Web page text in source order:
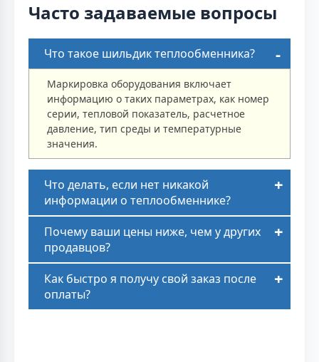
Часто задаваемые вопросы
Что такое шильдик теплообменника?
Маркировка оборудования включает
информацию о таких параметрах, как номер
серии, тепловой показатель, расчетное
давление, тип среды и температурные
значения.
Что делать, если нет никакой
информации о теплообменнике?
Почему ваши цены ниже, чем у других
продавцов?
Как быстро я получу свой заказ после
оплаты?